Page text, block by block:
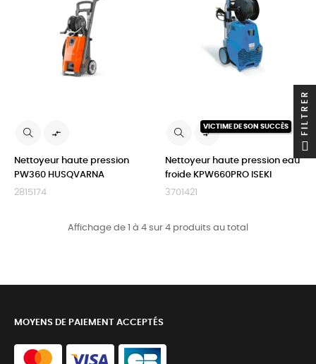

Nettoyeur haute pression
PW360 HUSQVARNA
2815174
VICTIME DE SON SUCCÈS

Nettoyeur haute pression eau
froide KPW660PRO ISEKI
3701421
Affichage de 1 à 4 sur 4 produits au total
MOYENS DE PAIEMENT ACCEPTÉS
FILTRER